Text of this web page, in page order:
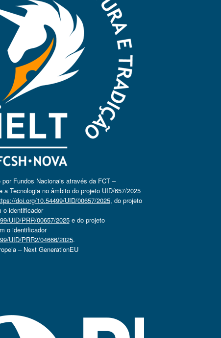
Fundos Nacionais através da FCT –
a Tecnologia no âmbito do projeto UID/657/2025
doi.org/10.54499/UID/00657/2025, do projeto
o identificador
UID/PRR/00657/2025e do projeto
o identificador
UID/PRR2/04666/2025.
– Next GenerationEU